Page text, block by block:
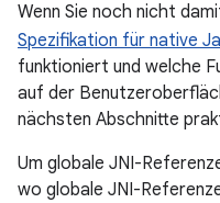
Wenn Sie noch nicht
Spezifikation für native
funktioniert und welche
auf der
nächsten Abschnitte
Um globale JNI-
wo globale JNI-